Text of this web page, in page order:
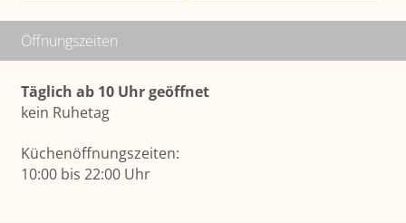
Öffnungszeiten
Täglich ab 10 Uhr geöffnet
kein Ruhetag
Küchenöffnungszeiten:
10:00 bis 22:00 Uhr